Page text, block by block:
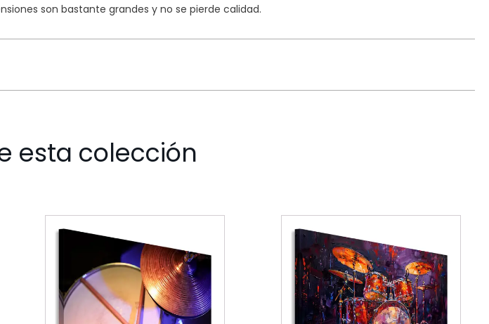
son bastante grandes y no se pierde calidad.
esta colección